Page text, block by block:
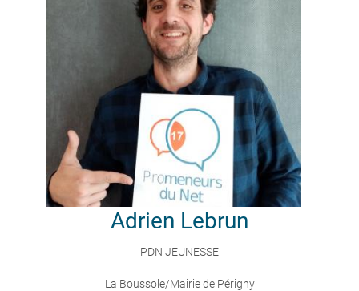
Adrien Lebrun
PDN JEUNESSE
La Boussole/Mairie de Périgny